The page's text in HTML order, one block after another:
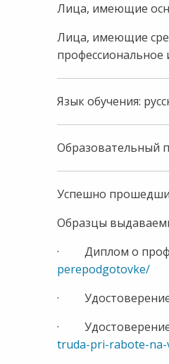
Лица, имеющие
Лица, имеющие
профессиональное
Язык обучения:
Образовательный
Успешно
Образцы
· Диплом о
perepodgotovke/
· Удостоверение
· Удостоверение
truda-pri-rabote-na-